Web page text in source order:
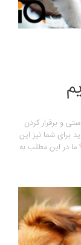
و برقرار کردن
برای شما نیز این
ما در این مطلب به